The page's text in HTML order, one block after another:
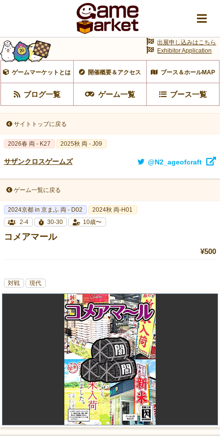
ゲームマーケットとは 開催概要＆アクセス ブース＆ホールMAP
ブログ一覧 ゲーム一覧 ブース一覧
出展申し込みはこちら
Exhibitor Application
サイトトップに戻る
2026春 両 - K27 2025秋 両 - J09
サザンクロスゲームズ @N2_ageofcraft
ゲーム一覧に戻る
2024京都 in 京まふ 両 - D02
2024秋 両-H01
2-4
30-30 10歳〜
コメアマール
¥500
対戦 現代